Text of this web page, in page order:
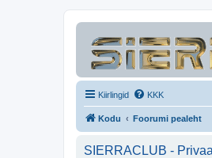
Kiirlingid KKK
Kodu Foorumi pealeht
SIERRACLUB -